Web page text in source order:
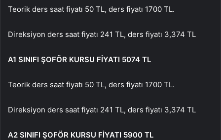
Teorik ders saat fiyatı 50 TL, ders fiyatı 1700 TL.
Direksiyon ders saat fiyatı 241 TL, ders fiyatı 3,374 TL
A1 SINIFI ŞOFÖR KURSU FİYATI 5074 TL
Teorik ders saat fiyatı 50 TL, ders fiyatı 1700 TL.
Direksiyon ders saat fiyatı 241 TL, ders fiyatı 3,374 TL
A2 SINIFI ŞOFÖR KURSU FİYATI 5900 TL